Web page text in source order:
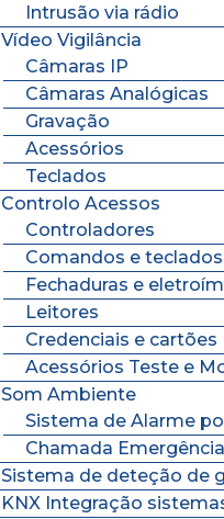
Intrusão via rádio
Vídeo Vigilância
Câmaras IP
Câmaras Analógicas
Gravação
Acessórios
Teclados
Controlo Acessos
Controladores
Comandos e teclados
Fechaduras e
Leitores
Credenciais e cartões
Acessórios Teste e
Som Ambiente
Sistema de Alarme
Chamada Emergência
Sistema de deteção de
KNX Integração